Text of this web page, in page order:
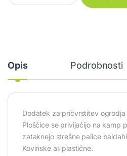
Opis Podrobnosti
Dodatek za pričvrstitev
Ploščice se privijačijo na kamp
zataknejo strešne palice
Kovinske ali plastične.